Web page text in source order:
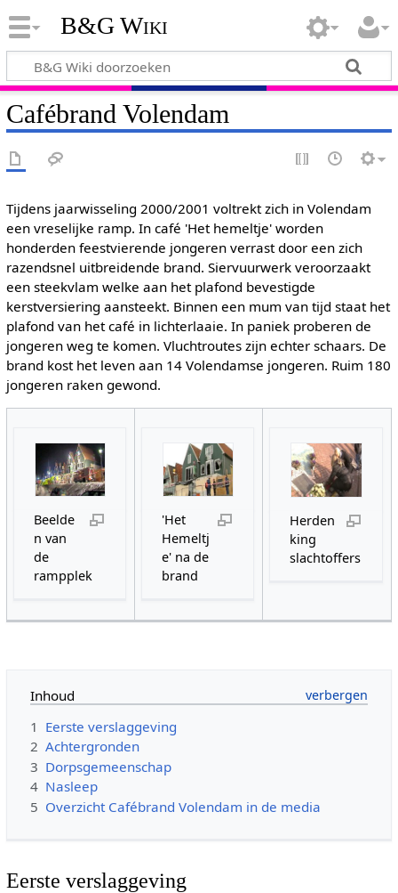
B&G Wiki
Cafébrand Volendam
Tijdens jaarwisseling 2000/2001 voltrekt zich in Volendam
een vreselijke ramp. In café 'Het hemeltje' worden
honderden feestvierende jongeren verrast door een zich
razendsnel uitbreidende brand. Siervuurwerk veroorzaakt
een steekvlam welke aan het plafond bevestigde
kerstversiering aansteekt. Binnen een mum van tijd staat het
plafond van het café in lichterlaaie. In paniek proberen de
jongeren weg te komen. Vluchtroutes zijn echter schaars. De
brand kost het leven aan 14 Volendamse jongeren. Ruim 180
jongeren raken gewond.
Beelde
n van
de
rampplek
'Het
Hemeltj
e' na de
brand
Herden
king
slachtoffers
Inhoud
1 Eerste verslaggeving
2 Achtergronden
3 Dorpsgemeenschap
4 Nasleep
5 Overzicht Cafébrand Volendam in de media
Eerste verslaggeving